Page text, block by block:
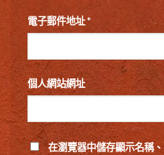
電子郵件地址*
個人網站網址
在瀏覽器中儲存顯示名稱